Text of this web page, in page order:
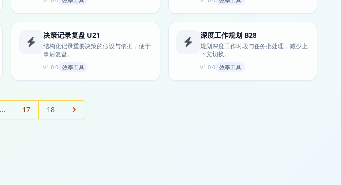
决策记录复盘 U21
结构化记录重要决策的假设与依据，便于
事后复盘。
v1.0.0 效率工具
深度工作规划 B28
规划深度工作时段与任务批处理，减少上
下文切换。
v1.0.0 效率工具
... 17 18